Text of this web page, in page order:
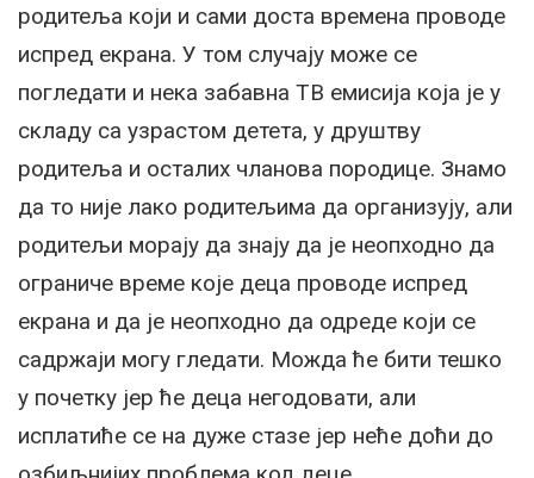
родитеља који и сами доста времена проводе
испред екрана. У том случају може се
погледати и нека забавна ТВ емисија која је у
складу са узрастом детета, у друштву
родитеља и осталих чланова породице. Знамо
да то није лако родитељима да организују, али
родитељи морају да знају да је неопходно да
ограниче време које деца проводе испред
екрана и да је неопходно да одреде који се
садржаји могу гледати. Можда ће бити тешко
у почетку јер ће деца негодовати, али
исплатиће се на дуже стазе јер неће доћи до